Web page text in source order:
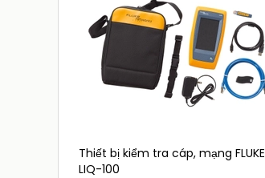
Thiết bị kiểm tra cáp, mạng FLUKE
LIQ-100